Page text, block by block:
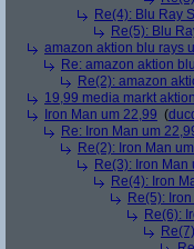
Re(4): Blu Ray
Re(5): Blu
amazon aktion blu rays
Re: amazon aktion
Re(2): amazon
19,99 media markt aktion
Iron Man um 22,99 (
Re: Iron Man um
Re(2): Iron Man
Re(3): Iron Man
Re(4): Iron
Re(5):
Re(6):